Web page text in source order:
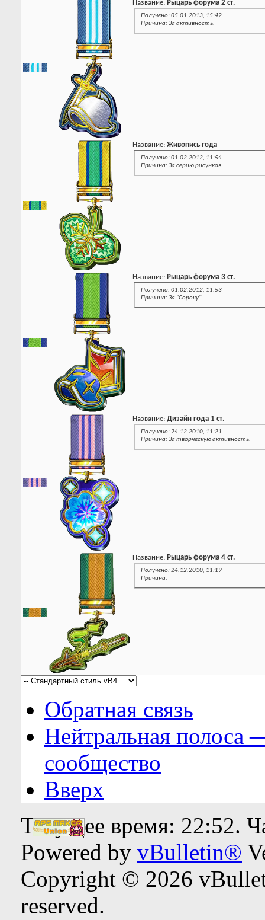
Название: Рыцарь форума 2 ст.
Получено: 05.01.2013, 15:42
Причина: За активность.
Название: Живопись года
Получено: 01.02.2012, 11:54
Причина: За серию рисунков.
Название: Рыцарь форума 3 ст.
Получено: 01.02.2012, 11:53
Причина: За "Сороку".
Название: Дизайн года 1 ст.
Получено: 24.12.2010, 11:21
Причина: За творческую активность.
Название: Рыцарь форума 4 ст.
Получено: 24.12.2010, 11:19
Причина:
Обратная связь
Нейтральная полоса
сообщество
Вверх
Текущее время: 22:52.
Powered by vBulletin®
Copyright © 2026
reserved.